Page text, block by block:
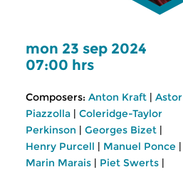
mon 23 sep 2024
07:00 hrs
Composers: Anton Kraft | Astor
Piazzolla | Coleridge-Taylor
Perkinson | Georges Bizet |
Henry Purcell | Manuel Ponce |
Marin Marais | Piet Swerts |